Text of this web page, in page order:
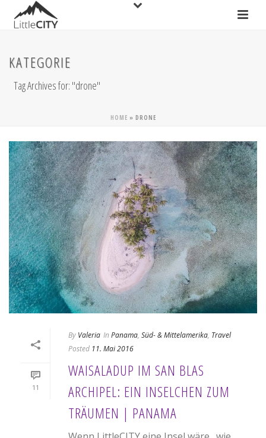
KATEGORIE
Tag Archives for: "drone"
HOME » DRONE
11
By Valeria In Panama, Süd- & Mittelamerika, Travel
Posted 11. Mai 2016
WAISALADUP IM SAN BLAS
ARCHIPEL: EIN INSELCHEN ZUM
TRÄUMEN | PANAMA